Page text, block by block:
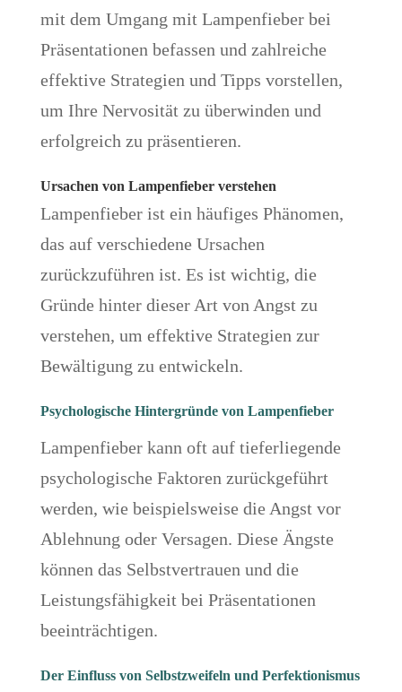
mit dem Umgang mit Lampenfieber bei
Präsentationen befassen und zahlreiche
effektive Strategien und Tipps vorstellen,
um Ihre Nervosität zu überwinden und
erfolgreich zu präsentieren.
Ursachen von Lampenfieber verstehen
Lampenfieber ist ein häufiges Phänomen,
das auf verschiedene Ursachen
zurückzuführen ist. Es ist wichtig, die
Gründe hinter dieser Art von Angst zu
verstehen, um effektive Strategien zur
Bewältigung zu entwickeln.
Psychologische Hintergründe von Lampenfieber
Lampenfieber kann oft auf tieferliegende
psychologische Faktoren zurückgeführt
werden, wie beispielsweise die Angst vor
Ablehnung oder Versagen. Diese Ängste
können das Selbstvertrauen und die
Leistungsfähigkeit bei Präsentationen
beeinträchtigen.
Der Einfluss von Selbstzweifeln und Perfektionismus